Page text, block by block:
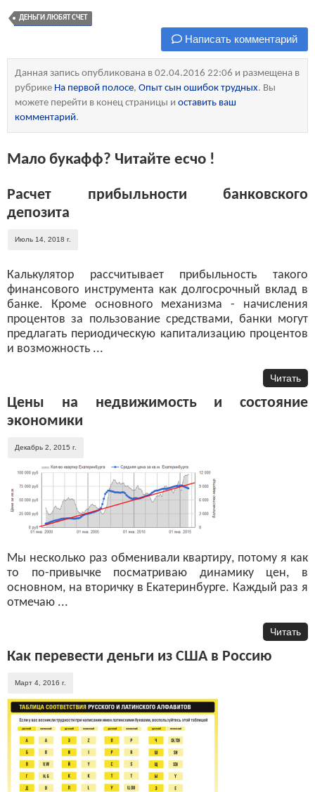
ДЕНЬГИ ЛЮБЯТ СЧЕТ
Написать комментарий
Данная запись опубликована в 02.04.2016 22:06 и размещена в
рубрике На первой полосе, Опыт сын ошибок трудных. Вы
можете перейти в конец страницы и оставить ваш
комментарий.
Мало букафф? Читайте есчо !
Расчет прибыльности банковского
депозита
Июль 14, 2018 г.
Калькулятор рассчитывает прибыльность такого
финансового инструмента как долгосрочный вклад в
банке. Кроме основного механизма - начисления
процентов за пользование средствами, банки могут
предлагать периодическую капитализацию процентов
и возможность ...
Читать
Цены на недвижимость и состояние
экономики
Декабрь 2, 2015 г.
Мы несколько раз обменивали квартиру, потому я как
то по-привычке посматриваю динамику цен, в
основном, на вторичку в Екатеринбурге. Каждый раз я
отмечаю ...
Читать
Как перевести деньги из США в Россию
Март 4, 2016 г.